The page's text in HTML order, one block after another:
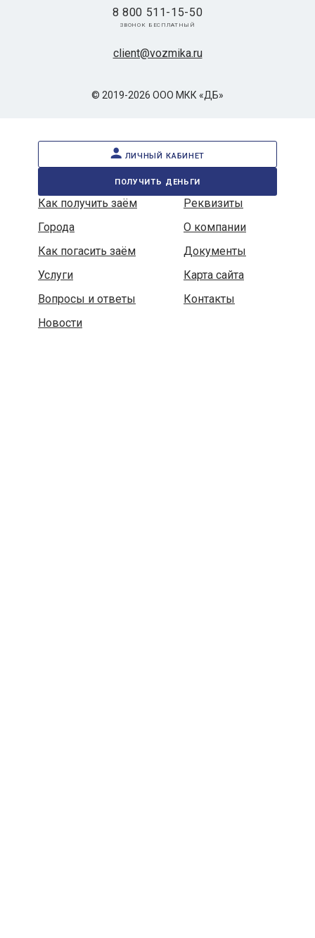
© 2019-2026 ООО МКК «ДБ»
client@vozmika.ru
8 800 511-15-50
звонок бесплатный
личный кабинет
получить деньги
Как получить заём
Реквизиты
Города
О компании
Как погасить заём
Документы
Услуги
Карта сайта
Вопросы и ответы
Контакты
Новости